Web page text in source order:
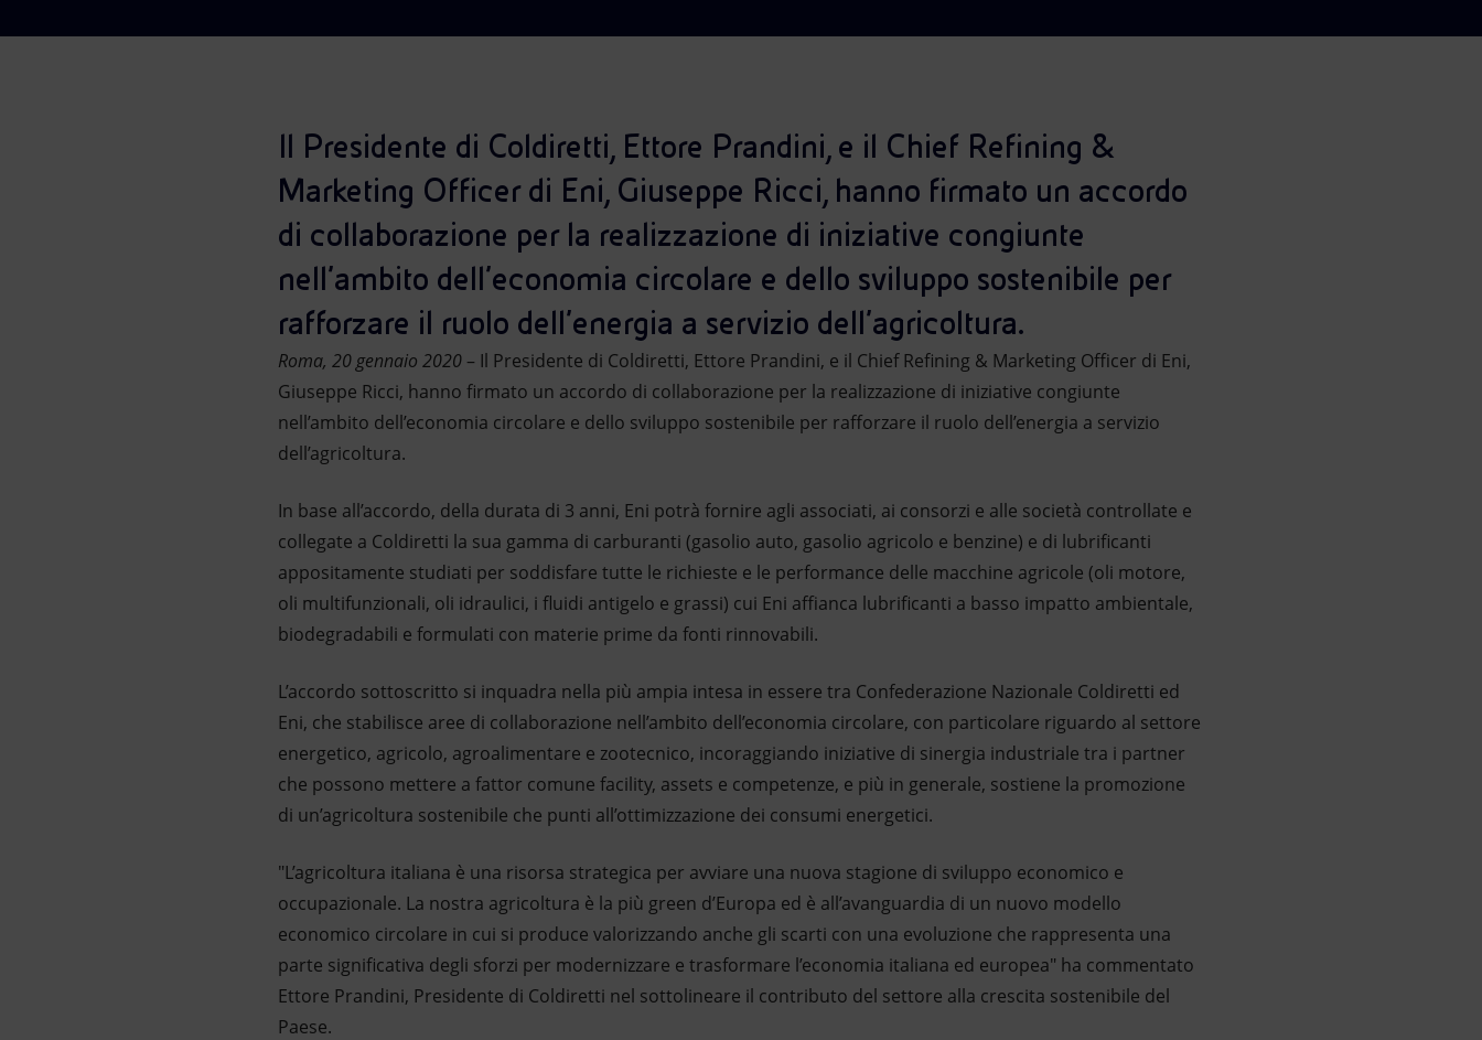
Il Presidente di Coldiretti, Ettore Prandini, e il Chief Refining &
Marketing Officer di Eni, Giuseppe Ricci, hanno firmato un accordo
di collaborazione per la realizzazione di iniziative congiunte
nell’ambito dell’economia circolare e dello sviluppo sostenibile per
rafforzare il ruolo dell’energia a servizio dell’agricoltura.
Roma, 20 gennaio 2020 – Il Presidente di Coldiretti, Ettore Prandini, e il Chief Refining & Marketing Officer di Eni,
Giuseppe Ricci, hanno firmato un accordo di collaborazione per la realizzazione di iniziative congiunte
nell’ambito dell’economia circolare e dello sviluppo sostenibile per rafforzare il ruolo dell’energia a servizio
dell’agricoltura.
In base all’accordo, della durata di 3 anni, Eni potrà fornire agli associati, ai consorzi e alle società controllate e
collegate a Coldiretti la sua gamma di carburanti (gasolio auto, gasolio agricolo e benzine) e di lubrificanti
appositamente studiati per soddisfare tutte le richieste e le performance delle macchine agricole (oli motore,
oli multifunzionali, oli idraulici, i fluidi antigelo e grassi) cui Eni affianca lubrificanti a basso impatto ambientale,
biodegradabili e formulati con materie prime da fonti rinnovabili.
L’accordo sottoscritto si inquadra nella più ampia intesa in essere tra Confederazione Nazionale Coldiretti ed
Eni, che stabilisce aree di collaborazione nell’ambito dell’economia circolare, con particolare riguardo al settore
energetico, agricolo, agroalimentare e zootecnico, incoraggiando iniziative di sinergia industriale tra i partner
che possono mettere a fattor comune facility, assets e competenze, e più in generale, sostiene la promozione
di un’agricoltura sostenibile che punti all’ottimizzazione dei consumi energetici.
"L’agricoltura italiana è una risorsa strategica per avviare una nuova stagione di sviluppo economico e
occupazionale. La nostra agricoltura è la più green d’Europa ed è all’avanguardia di un nuovo modello
economico circolare in cui si produce valorizzando anche gli scarti con una evoluzione che rappresenta una
parte significativa degli sforzi per modernizzare e trasformare l’economia italiana ed europea" ha commentato
Ettore Prandini, Presidente di Coldiretti nel sottolineare il contributo del settore alla crescita sostenibile del
Paese.